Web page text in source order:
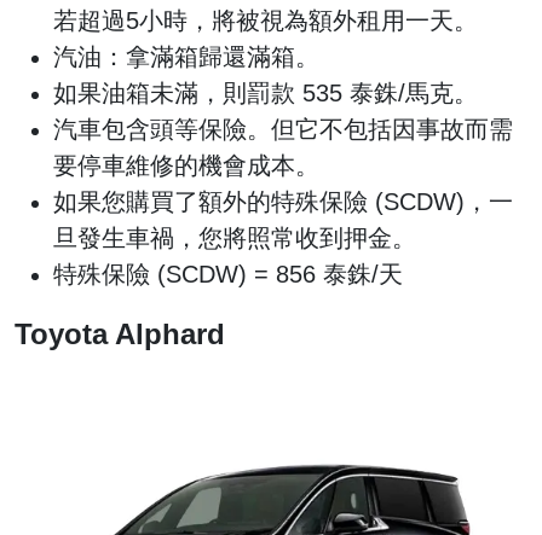
若超過5小時，將被視為額外租用一天。
汽油：拿滿箱歸還滿箱。
如果油箱未滿，則罰款 535 泰銖/馬克。
汽車包含頭等保險。但它不包括因事故而需
要停車維修的機會成本。
如果您購買了額外的特殊保險 (SCDW)，一
旦發生車禍，您將照常收到押金。
特殊保險 (SCDW) = 856 泰銖/天
Toyota Alphard